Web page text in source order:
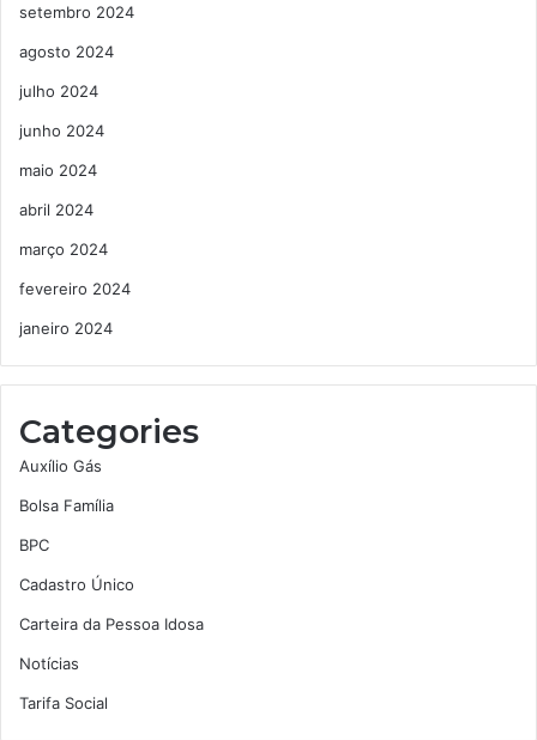
setembro 2024
agosto 2024
julho 2024
junho 2024
maio 2024
abril 2024
março 2024
fevereiro 2024
janeiro 2024
Categories
Auxílio Gás
Bolsa Família
BPC
Cadastro Único
Carteira da Pessoa Idosa
Notícias
Tarifa Social